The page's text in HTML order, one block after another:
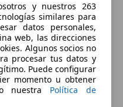
y nuestros 263
similares para
datos personales,
web, las direcciones
Algunos socios no
procesar tus datos y
Puede configurar
momento u obtener
nuestra Política de